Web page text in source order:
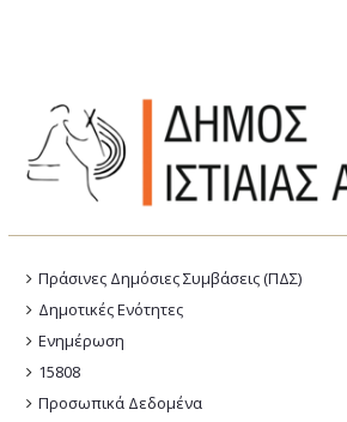
Πράσινες Δημόσιες Συμβάσεις (ΠΔΣ)
Δημοτικές Ενότητες
Ενημέρωση
15808
Προσωπικά Δεδομένα